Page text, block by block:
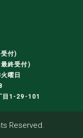
付)
終受付)
曜日
目1-29-101
Reserved.